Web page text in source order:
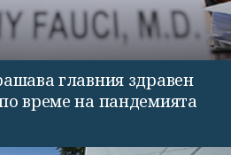
главния здравен
време на пандемията